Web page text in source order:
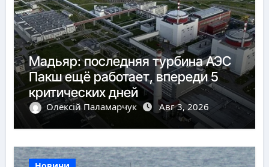
Мадьяр: последняя турбина АЭС
Пакш ещё работает, впереди 5
критических дней
Олексій Паламарчук Авг 3, 2026